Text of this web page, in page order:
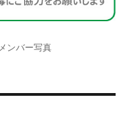
カ
メンバー写真